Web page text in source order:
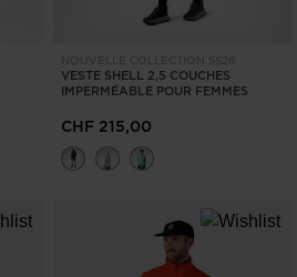
NOUVELLE COLLECTION SS26
VESTE SHELL 2,5 COUCHES
IMPERMÉABLE POUR FEMMES
CHF 215,00